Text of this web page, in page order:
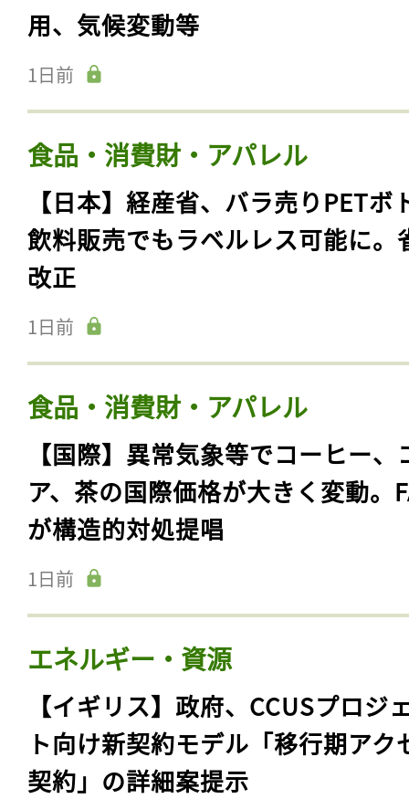
用、気候変動等
1日前
食品・消費財・アパレル
【日本】経産省、バラ売りPETボ
飲料販売でもラベルレス可能に。
改正
1日前
食品・消費財・アパレル
【国際】異常気象等でコーヒー、
ア、茶の国際価格が大きく変動。
が構造的対処提唱
1日前
エネルギー・資源
【イギリス】政府、CCUSプロジ
ト向け新契約モデル「移行期アク
契約」の詳細案提示